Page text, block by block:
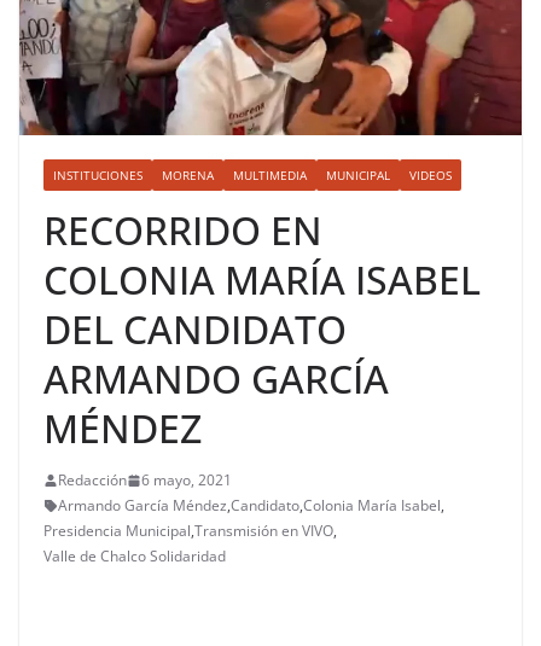
INSTITUCIONES MORENA MULTIMEDIA MUNICIPAL VIDEOS
RECORRIDO EN
COLONIA MARÍA ISABEL
DEL CANDIDATO
ARMANDO GARCÍA
MÉNDEZ
Redacción
6 mayo, 2021
Armando García Méndez,Candidato,Colonia María Isabel,
Presidencia Municipal,Transmisión en VIVO,
Valle de Chalco Solidaridad